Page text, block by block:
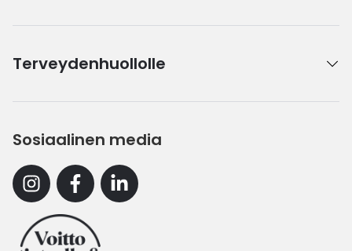
Terveydenhuollolle
Sosiaalinen media
InstagramFacebookLinkedin